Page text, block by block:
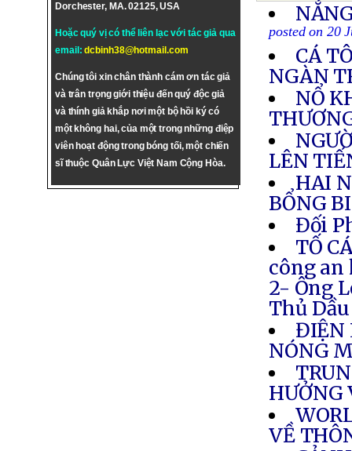
Dorchester, MA. 02125, USA
Hoặc quý vị có thể liên lạc với tác giả qua
email:dcbinh38@hotmail.com
Chúng tôi xin chân thành cám ơn tác giả
và trân trọng giới thiệu đến quý độc giả
và thính giả khắp nơi một bộ hồi ký có
một không hai, của một trong những điệp
viên hoạt động trong bóng tối, một chiến
sĩ thuộc Quân Lực Việt Nam Cộng Hòa.
posted on 20
CÁ
NGÀN
NỔ
LÊN
HAI
BỔNG
Đối
TỐ
công an
2- Ông
Thủ
ĐIỆN
NÓNG
HƯỞNG
VỀ